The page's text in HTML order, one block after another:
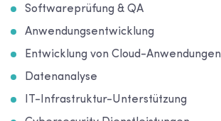
Softwareprüfung & QA
Anwendungsentwicklung
Entwicklung von Cloud-Anwendungen
Datenanalyse
IT-Infrastruktur-Unterstützung